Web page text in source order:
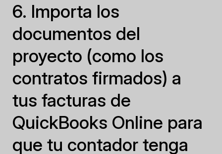
6. Importa los
documentos del
proyecto (como los
contratos firmados) a
tus facturas de
QuickBooks Online para
que tu contador tenga